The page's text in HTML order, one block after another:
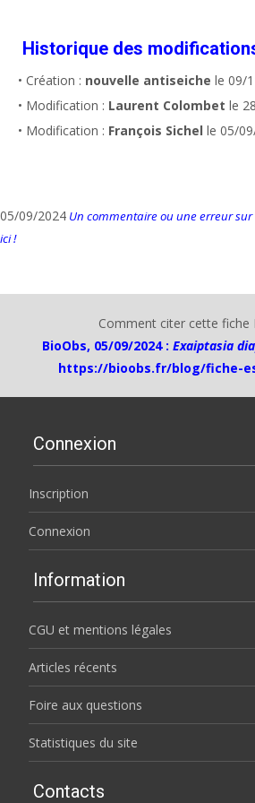
Historique des
• Création : nouvelle antiseiche le 09/
• Modification : Laurent Colombet le
• Modification : François Sichel le 05/
05/09/2024 Un commentaire ou une erreur sur
ici !
Comment citer cette fiche
BioObs, 05/09/2024 : Exaiptasia
https://bioobs.fr/blog/fiche-
Connexion
Inscription
Connexion
Information
CGU et mentions légales
Articles récents
Foire aux questions
Statistiques du site
Contacts